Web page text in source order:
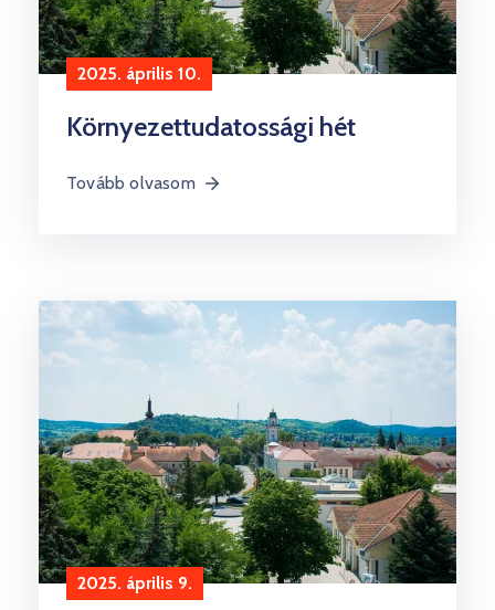
2025. április 10.
Környezettudatossági hét
Tovább olvasom
2025. április 9.